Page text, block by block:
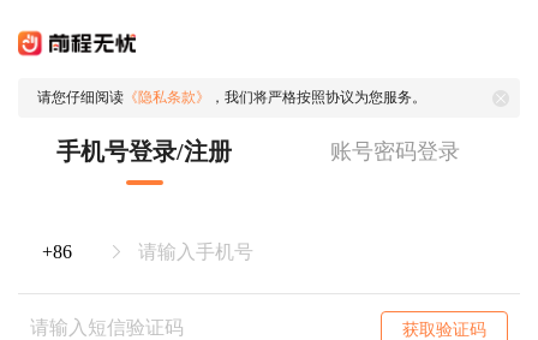
请您仔细阅读 《隐私条款》 ，我们将严格按照协议为您服务。
手机号登录/注册 账号密码登录
获取验证码